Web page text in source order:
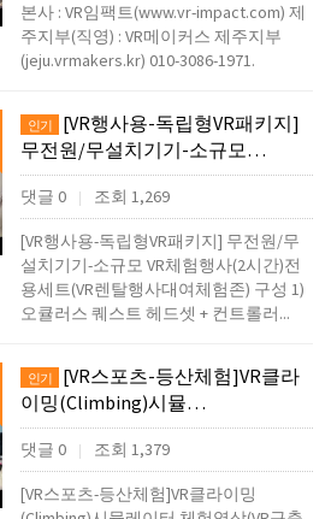
본사 : VR임팩트(www.vr-impact.com) 제
주지부(직영) : VR메이커스 제주지부
(jeju.vrmakers.kr) 010-3086-1971.
인기
[VR행사용-독립형VR패키지]
무전원/무설치기기-소규모…
댓글 0 조회 1,269
[VR행사용-독립형VR패키지] 무전원/무
설치기기-소규모 VR체험행사(2시간)전
용세트(VR렌탈행사대여체험존) 구성 1)
오큘러스 퀘스트 헤드셋 + 컨트롤러...
인기
[VR스포츠-등산체험]VR클라
이밍(Climbing)시뮬…
댓글 0 조회 1,379
[VR스포츠-등산체험]VR클라이밍